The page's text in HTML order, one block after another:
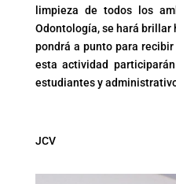
limpieza de todos los
Odontología, se hará brillar
pondrá a punto para
esta actividad
estudiantes y
JCV